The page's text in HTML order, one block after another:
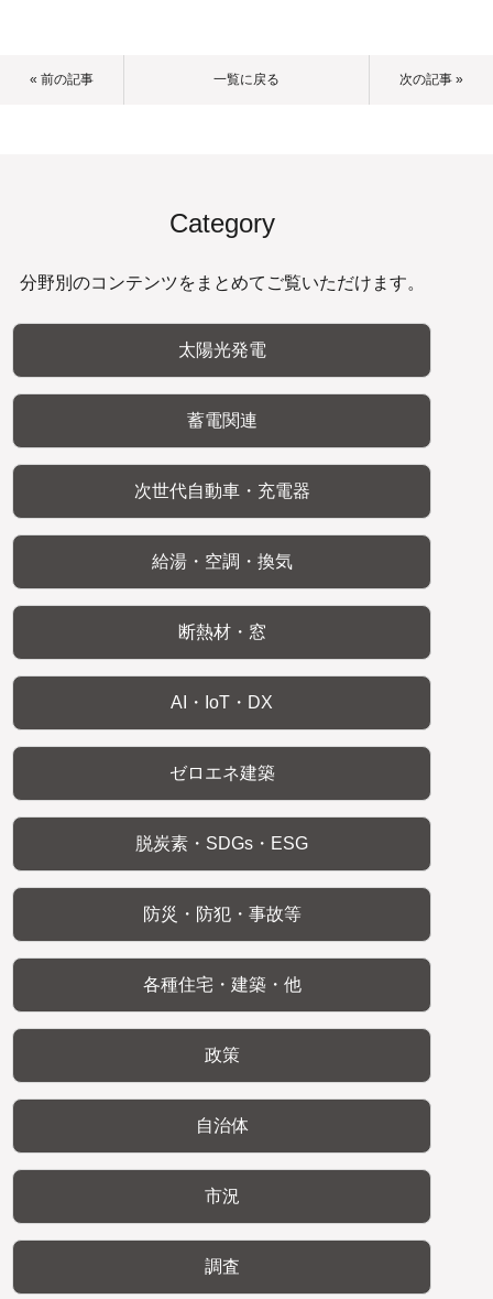
« 前の記事 一覧に戻る 次の記事 »
Category
分野別のコンテンツをまとめてご覧いただけます。
太陽光発電
蓄電関連
次世代自動車・充電器
給湯・空調・換気
断熱材・窓
AI・IoT・DX
ゼロエネ建築
脱炭素・SDGs・ESG
防災・防犯・事故等
各種住宅・建築・他
政策
自治体
市況
調査